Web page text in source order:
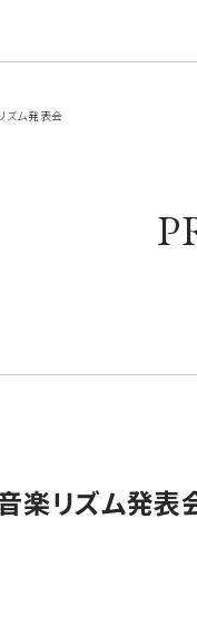
ム発表会
楽リズム発表